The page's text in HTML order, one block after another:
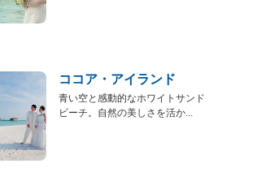
ココア・アイランド
青い空と感動的なホワイトサンド
ビーチ。自然の美しさを活か...